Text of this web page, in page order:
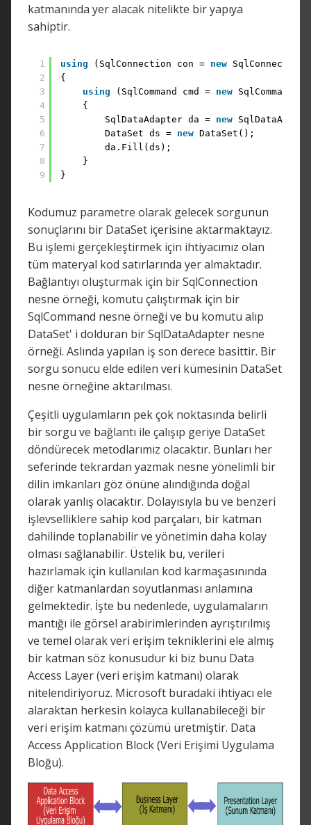
katmanında yer alacak nitelikte bir yapıya
sahiptir.
1
2
3
4
5
6
7
8
9
using (SqlConnection con = new
{
using
(SqlCommand cmd = new
{
SqlDataAdapter da = new
DataSet ds = new DataSet();
da.Fill(ds);
}
}
Kodumuz parametre olarak gelecek sorgunun
sonuçlarını bir DataSet içerisine aktarmaktayız.
Bu işlemi gerçekleştirmek için ihtiyacımız olan
tüm materyal kod satırlarında yer almaktadır.
Bağlantıyı oluşturmak için bir SqlConnection
nesne örneği, komutu çalıştırmak için bir
SqlCommand nesne örneği ve bu komutu alıp
DataSet' i dolduran bir SqlDataAdapter nesne
örneği. Aslında yapılan iş son derece basittir. Bir
sorgu sonucu elde edilen veri kümesinin DataSet
nesne örneğine aktarılması.
Çeşitli uygulamların pek çok noktasında belirli
bir sorgu ve bağlantı ile çalışıp geriye DataSet
döndürecek metodlarımız olacaktır. Bunları her
seferinde tekrardan yazmak nesne yönelimli bir
dilin imkanları göz önüne alındığında doğal
olarak yanlış olacaktır. Dolayısıyla bu ve benzeri
işlevselliklere sahip kod parçaları, bir katman
dahilinde toplanabilir ve yönetimin daha kolay
olması sağlanabilir. Üstelik bu, verileri
hazırlamak için kullanılan kod karmaşasınında
diğer katmanlardan soyutlanması anlamına
gelmektedir. İşte bu nedenlede, uygulamaların
mantığı ile görsel arabirimlerinden ayrıştırılmış
ve temel olarak veri erişim tekniklerini ele almış
bir katman söz konusudur ki biz bunu Data
Access Layer (veri erişim katmanı) olarak
nitelendiriyoruz. Microsoft buradaki ihtiyacı ele
alaraktan herkesin kolayca kullanabileceği bir
veri erişim katmanı çözümü üretmiştir. Data
Access Application Block (Veri Erişimi Uygulama
Bloğu).